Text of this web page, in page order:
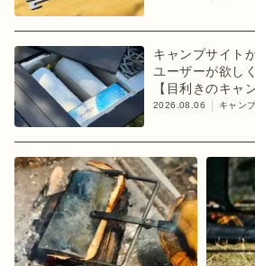
キャンプサイト
ユーザーが欲し
【目利きのキャ
2026.08.06 キャン